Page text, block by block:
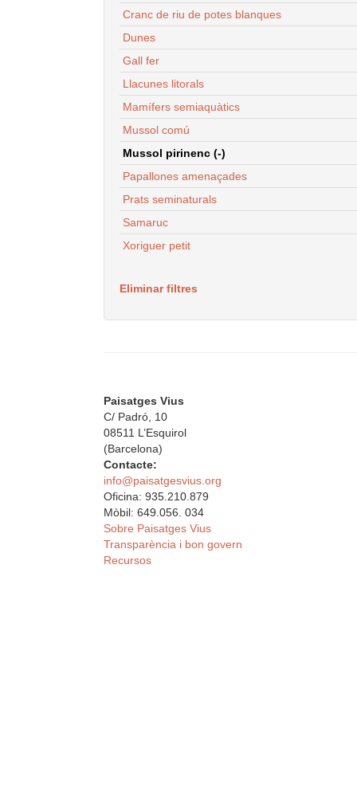
Cranc de riu de potes blanques
Dunes
Gall fer
Llacunes litorals
Mamífers semiaquàtics
Mussol comú
Mussol pirinenc (-)
Papallones amenaçades
Prats seminaturals
Samaruc
Xoriguer petit
Eliminar filtres
Paisatges Vius
C/ Padró, 10
08511 L’Esquirol
(Barcelona)
Contacte:
info@paisatgesvius.org
Oficina: 935.210.879
Mòbil: 649.056. 034
Sobre Paisatges Vius
Transparència i bon govern
Recursos